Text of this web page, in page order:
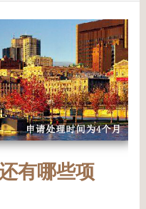
有哪些项